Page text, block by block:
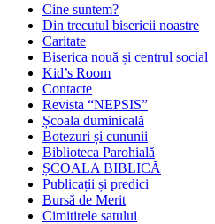
Cine suntem?
Din trecutul bisericii noastre
Caritate
Biserica nouă și centrul social
Kid’s Room
Contacte
Revista “NEPSIS”
Școala duminicală
Botezuri și cununii
Biblioteca Parohială
ȘCOALA BIBLICĂ
Publicații și predici
Bursă de Merit
Cimitirele satului